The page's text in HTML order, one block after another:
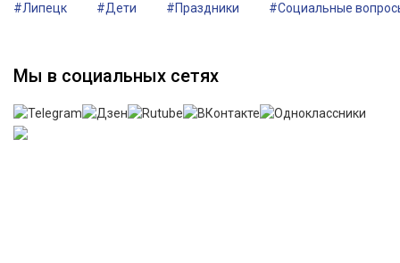
#Липецк #Дети #Праздники #Социальные
Мы в социальных сетях